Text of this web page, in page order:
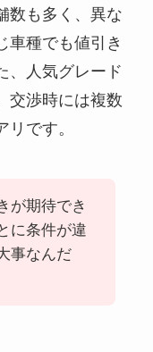
数も多く、異な
車種でも値引き
、人気グレード
交渉時には複数
です。
が期待でき
に条件が違
事なんだ